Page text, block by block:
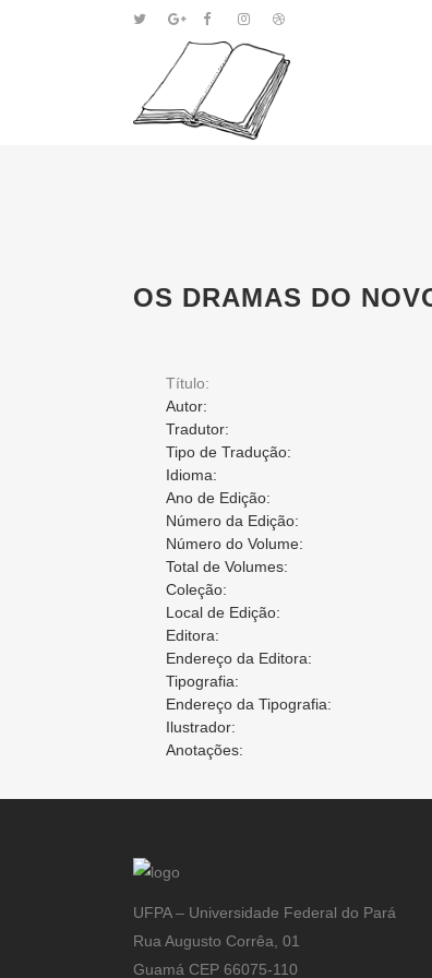
OS DRAMAS DO
Título:
Autor:
Tradutor:
Tipo de Tradução:
Idioma:
Ano de Edição:
Número da Edição:
Número do Volume:
Total de Volumes:
Coleção:
Local de Edição:
Editora:
Endereço da Editora:
Tipografia:
Endereço da Tipografia:
Ilustrador:
Anotações:
UFPA – Universidade Federal do Pará
Rua Augusto Corrêa, 01
Guamá CEP 66075-110